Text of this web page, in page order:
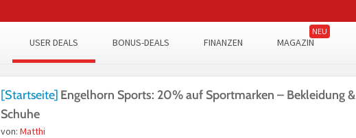
USER DEALS BONUS-DEALS FINANZEN MAGAZIN
[Startseite] Engelhorn Sports: 20% auf Sportmarken – Bekleidung &
Schuhe
von: Matthi